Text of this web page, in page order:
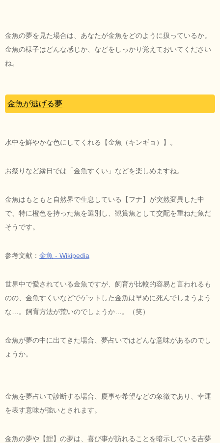
金魚の夢を見た場合は、あなたが金魚をどのように扱っているか。
金魚の様子はどんな感じか、などをしっかり覚えておいてください
ね。
金魚が逃げる夢
水中を鮮やかな色にしてくれる【金魚（キンギョ）】。
お祭りなど縁日では「金魚すくい」などを楽しめますね。
金魚はもともと自然界で生息している【フナ】が突然変異した中
で、特に橙色を持った魚を選別し、観賞魚として交配を重ねた魚だ
そうです。
参考文献： 金魚 - Wikipedia
世界中で愛されている金魚ですが、飼育が比較的容易と言われるも
のの、金魚すくいなどでゲットした金魚は早めに死んでしまうよう
な…。飼育方法が荒いのでしょうか…。（笑）
金魚が夢の中に出てきた場合、夢占いではどんな意味があるのでし
ょうか。
金魚を夢占いで診断する場合、慶事や希望などの象徴であり、幸運
を表す意味が強いとされます。
金魚の夢や【鯉】の夢は、喜び事が訪れることを暗示している吉夢